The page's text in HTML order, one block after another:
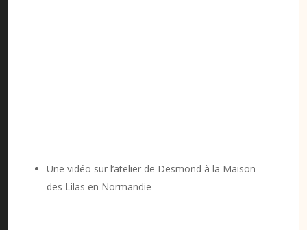
Une vidéo sur l’atelier de Desmond à la Maison
des Lilas en Normandie